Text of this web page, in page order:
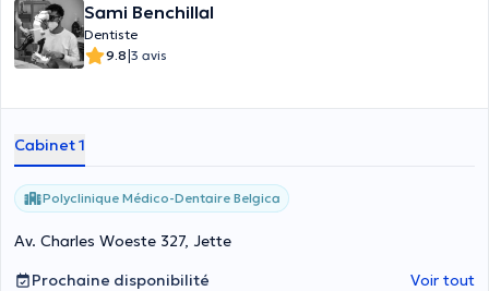
Sami Benchillal
Dentiste
9.8|3 avis
Cabinet 1
Polyclinique Médico-Dentaire Belgica
Av. Charles Woeste 327, Jette
Prochaine disponibilité
Voir tout